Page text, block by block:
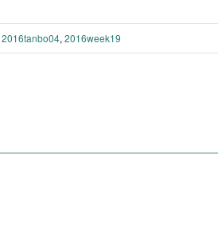
2016tanbo04, 2016week19